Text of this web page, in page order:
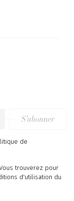
S’abonner
de
trouverez pour
d'utilisation du